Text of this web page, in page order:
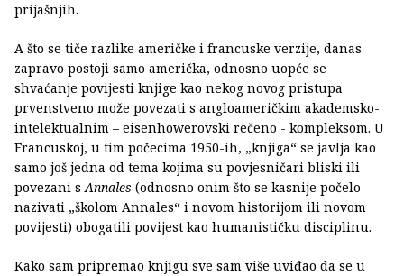
prijašnjih.
A što se tiče razlike američke i francuske verzije, danas
zapravo postoji samo američka, odnosno uopće se
shvaćanje povijesti knjige kao nekog novog pristupa
prvenstveno može povezati s angloameričkim akademsko-
intelektualnim – eisenhowerovski rečeno - kompleksom. U
Francuskoj, u tim počecima 1950-ih, „knjiga“ se javlja kao
samo još jedna od tema kojima su povjesničari bliski ili
povezani sAnnales (odnosno onim što se kasnije počelo
nazivati „školom Annales“ i novom historijom ili novom
povijesti) obogatili povijest kao humanističku disciplinu.
Kako sam pripremao knjigu sve sam više uviđao da se u